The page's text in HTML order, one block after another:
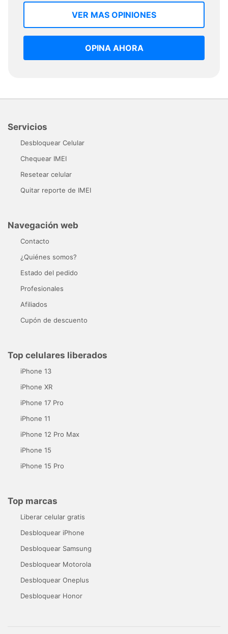
VER MAS OPINIONES
OPINA AHORA
Servicios
Desbloquear Celular
Chequear IMEI
Resetear celular
Quitar reporte de IMEI
Navegación web
Contacto
¿Quiénes somos?
Estado del pedido
Profesionales
Afiliados
Cupón de descuento
Top celulares liberados
iPhone 13
iPhone XR
iPhone 17 Pro
iPhone 11
iPhone 12 Pro Max
iPhone 15
iPhone 15 Pro
Top marcas
Liberar celular gratis
Desbloquear iPhone
Desbloquear Samsung
Desbloquear Motorola
Desbloquear Oneplus
Desbloquear Honor